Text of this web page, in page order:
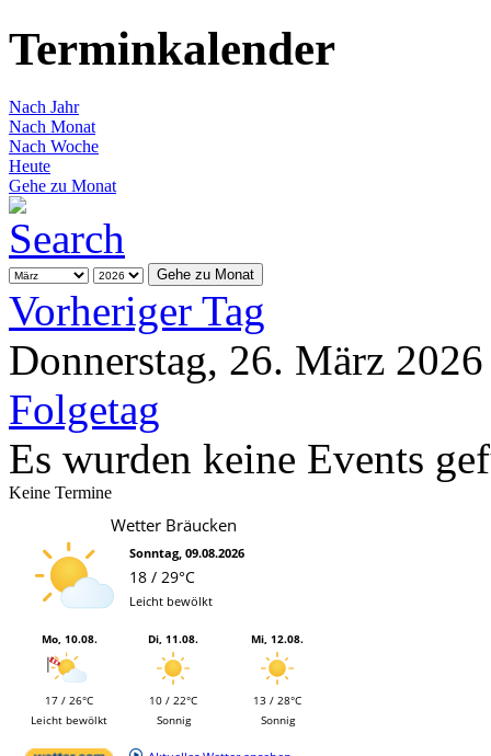
Terminkalender
Nach Jahr
Nach Monat
Nach Woche
Heute
Gehe zu Monat
Gehe zu Monat
Vorheriger Tag
Donnerstag, 26. März 2026
Folgetag
Es wurden keine Events
Keine Termine
Wetter Bräucken
Sonntag, 09.08.2026
18 / 29°C
Leicht bewölkt
Mo, 10.08.
17 / 26°C
Leicht bewölkt
Di, 11.08.
10 / 22°C
Sonnig
Mi, 12.08.
13 / 28°C
Sonnig